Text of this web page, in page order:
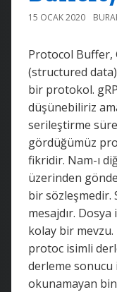
15 OCAK 2020
Protocol Buffer,
(structured
bir protokol.
düşünebiliriz
serileştirme
gördüğümüz
fikridir. Nam-ı
üzerinden
bir sözleşmedir.
mesajdır. Dosya
kolay bir mevzu.
protoc isimli
derleme sonucu
okunamayan